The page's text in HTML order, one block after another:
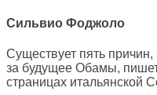
Сильвио Фоджоло
Существует пять
за будущее Обамы,
страницах итальянской